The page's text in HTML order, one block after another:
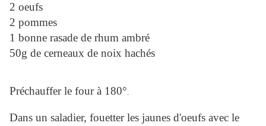
2 oeufs
2 pommes
1 bonne rasade de rhum ambré
50g de cerneaux de noix hachés
Préchauffer le four à 180°.
Dans un saladier, fouetter les jaunes d'oeufs avec le